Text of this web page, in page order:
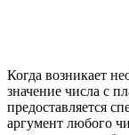
Когда возникает
значение числа с
предоставляется
аргумент любого